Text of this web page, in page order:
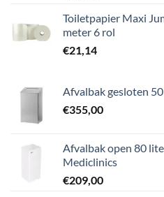
Toiletpapier Maxi
meter 6 rol
€21,14
Afvalbak gesloten
€355,00
Afvalbak open 80
Mediclinics
€209,00